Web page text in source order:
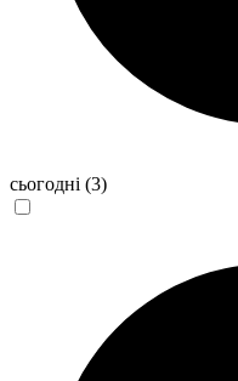
сьогодні (3)